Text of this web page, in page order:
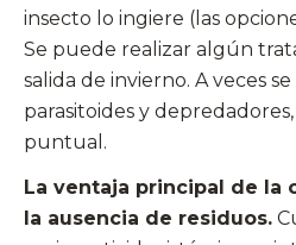
insecto lo ingiere (las
Se puede realizar algún
salida de invierno. A veces
parasitoides y
puntual.
La ventaja principal de la
la ausencia de residuos.